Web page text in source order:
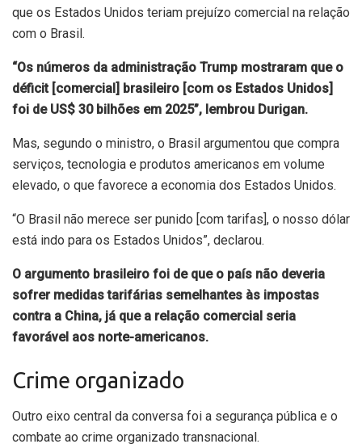
que os Estados Unidos teriam prejuízo comercial na relação
com o Brasil.
“Os números da administração Trump mostraram que o
déficit [comercial] brasileiro [com os Estados Unidos]
foi de US$ 30 bilhões em 2025”, lembrou Durigan.
Mas, segundo o ministro, o Brasil argumentou que compra
serviços, tecnologia e produtos americanos em volume
elevado, o que favorece a economia dos Estados Unidos.
“O Brasil não merece ser punido [com tarifas], o nosso dólar
está indo para os Estados Unidos”, declarou.
O argumento brasileiro foi de que o país não deveria
sofrer medidas tarifárias semelhantes às impostas
contra a China, já que a relação comercial seria
favorável aos norte-americanos.
Crime organizado
Outro eixo central da conversa foi a segurança pública e o
combate ao crime organizado transnacional.